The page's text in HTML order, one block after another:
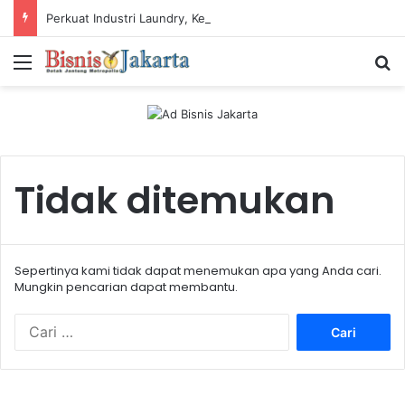
Menu
Tidak ditemukan
Sepertinya kami tidak dapat menemukan apa yang Anda cari.
Mungkin pencarian dapat membantu.